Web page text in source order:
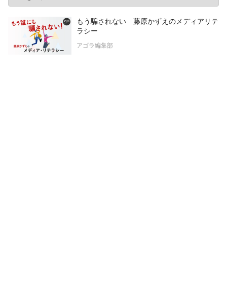
もう騙されない 藤原かずえのメディアリテ
ラシー
アゴラ編集部